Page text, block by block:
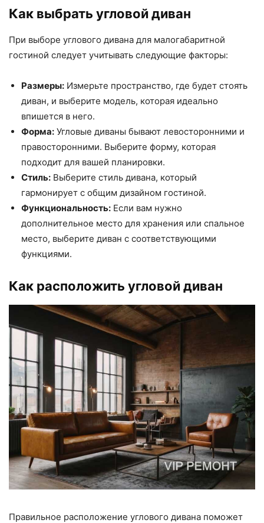
Как выбрать угловой диван
При выборе углового дивана для малогабаритной
гостиной следует учитывать следующие факторы:
Размеры: Измерьте пространство, где будет стоять
диван, и выберите модель, которая идеально
впишется в него.
Форма: Угловые диваны бывают левосторонними и
правосторонними. Выберите форму, которая
подходит для вашей планировки.
Стиль: Выберите стиль дивана, который
гармонирует с общим дизайном гостиной.
Функциональность: Если вам нужно
дополнительное место для хранения или спальное
место, выберите диван с соответствующими
функциями.
Как расположить угловой диван
Правильное расположение углового дивана поможет